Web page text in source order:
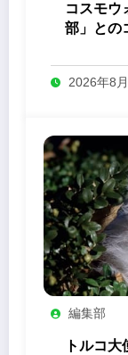
コスモウ
部」との
2026年8
編集部
トルコ